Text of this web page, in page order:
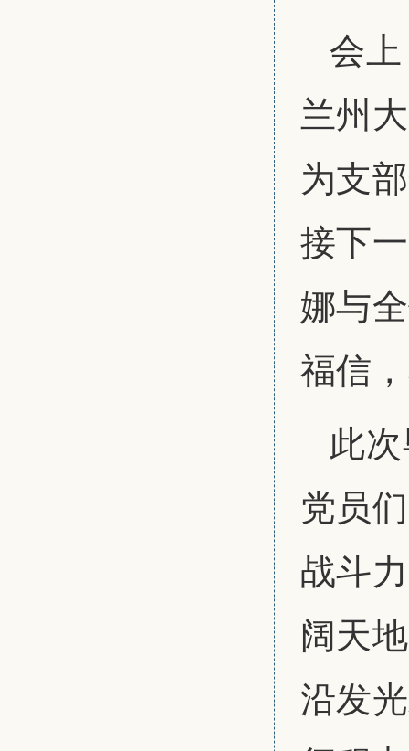
会
兰州
为支
接下
娜与
福信
此
党员
战斗
阔天
沿发